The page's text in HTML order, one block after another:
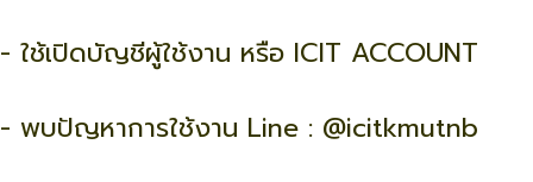
- ใช้เปิดบัญชีผู้ใช้งาน หรือ ICIT ACCOUNT
- พบปัญหาการใช้งาน Line : @icitkmutnb